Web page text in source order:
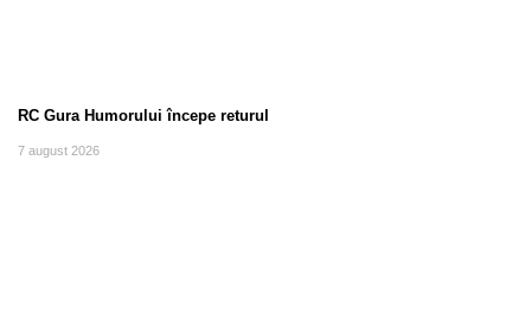
RC Gura Humorului începe returul
7 august 2026